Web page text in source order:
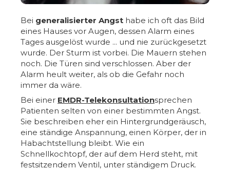
Bei generalisierter Angst habe ich oft das Bild
eines Hauses vor Augen, dessen Alarm eines
Tages ausgelöst wurde ... und nie zurückgesetzt
wurde. Der Sturm ist vorbei. Die Mauern stehen
noch. Die Türen sind verschlossen. Aber der
Alarm heult weiter, als ob die Gefahr noch
immer da wäre.
Bei einer EMDR-Telekonsultationsprechen
Patienten selten von einer bestimmten Angst.
Sie beschreiben eher ein Hintergrundgeräusch,
eine ständige Anspannung, einen Körper, der in
Habachtstellung bleibt. Wie ein
Schnellkochtopf, der auf dem Herd steht, mit
festsitzendem Ventil, unter ständigem Druck.